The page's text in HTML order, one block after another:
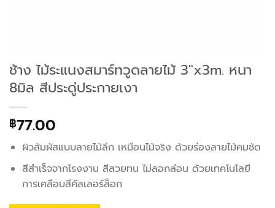
ช้าง ไม้ระแนงสมาร์ทวูดลายไม้ 3″x3m. หนา
8มิล สีประดู่ประกายเงา
฿77.00
ผิวสัมผัสแบบลายไม้ลึก เหมือนไม้จริง ด้วยร่องลายไม้คมชัด
สีสำเร็จจากโรงงาน สีสวยทน ไม่ลอกล่อน ด้วยเทคโนโลยี
การเคลือบสีคัลเลอร์ล็อก